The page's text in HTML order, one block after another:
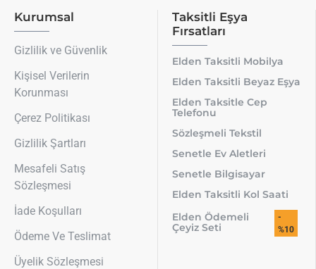
Kurumsal
Gizlilik ve Güvenlik
Kişisel Verilerin
Korunması
Çerez Politikası
Gizlilik Şartları
Mesafeli Satış
Sözleşmesi
İade Koşulları
Ödeme Ve Teslimat
Üyelik Sözleşmesi
Taksitli Eşya
Fırsatları
Elden Taksitli Mobilya
Elden Taksitli Beyaz Eşya
Elden Taksitle Cep
Telefonu
Sözleşmeli Tekstil
Senetle Ev Aletleri
Senetle Bilgisayar
Elden Taksitli Kol Saati
Elden Ödemeli
Çeyiz Seti
-
%10